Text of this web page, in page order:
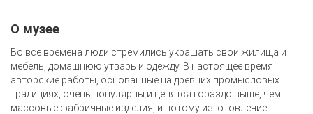
О музее
Во все времена люди стремились украшать свои жилища и
мебель, домашнюю утварь и одежду. В настоящее время
авторские работы, основанные на древних промысловых
традициях, очень популярны и ценятся гораздо выше, чем
массовые фабричные изделия, и потому изготовление